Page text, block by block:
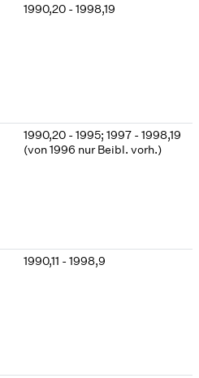
1990,20 - 1998,19
1990,20 - 1995; 1997 - 1998,19
(von 1996 nur Beibl. vorh.)
1990,11 - 1998,9